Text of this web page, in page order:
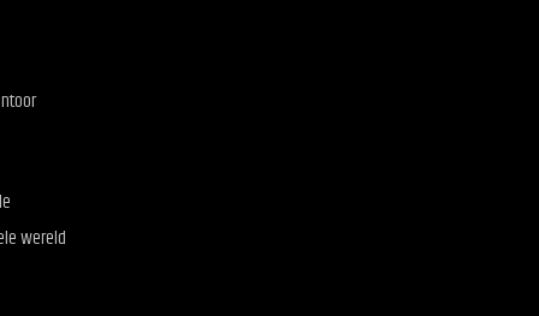
wereld